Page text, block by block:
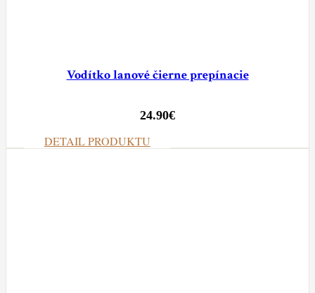
Vodítko lanové čierne prepínacie
24.90€
DETAIL PRODUKTU